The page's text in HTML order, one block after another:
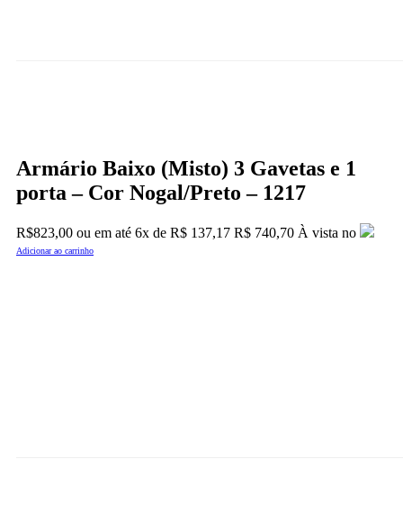
Armário Baixo (Misto) 3 Gavetas e 1
porta – Cor Nogal/Preto – 1217
R$823,00 ou em até 6x de R$ 137,17 R$ 740,70 À vista no
Adicionar ao carrinho